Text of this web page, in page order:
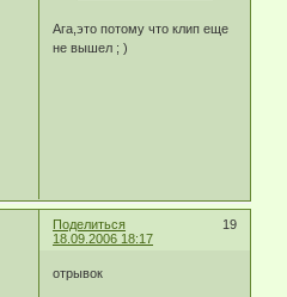
Ага,это потому что клип еще
не вышел ; )
Поделиться
19
18.09.2006 18:17
отрывок